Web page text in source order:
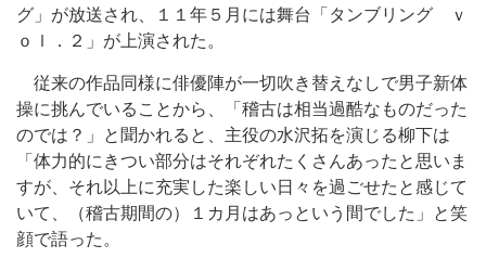
グ」が放送され、１１年５月には舞台「タンブリング ｖ
ｏｌ．２」が上演された。
従来の作品同様に俳優陣が一切吹き替えなしで男子新体
操に挑んでいることから、「稽古は相当過酷なものだった
のでは？」と聞かれると、主役の水沢拓を演じる柳下は
「体力的にきつい部分はそれぞれたくさんあったと思いま
すが、それ以上に充実した楽しい日々を過ごせたと感じて
いて、（稽古期間の）１カ月はあっという間でした」と笑
顔で語った。